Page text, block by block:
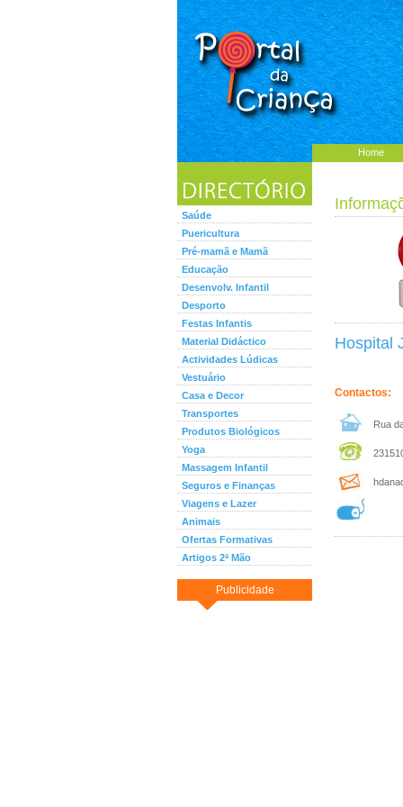
Home
Saúde
Puericultura
Pré-mamã e Mamã
Educação
Desenvolv. Infantil
Desporto
Festas Infantis
Material Didáctico
Actividades Lúdicas
Vestuário
Casa e Decor
Transportes
Produtos Biológicos
Yoga
Massagem Infantil
Seguros e Finanças
Viagens e Lazer
Animais
Ofertas Formativas
Artigos 2ª Mão
Publicidade
Hospital
Contactos:
Rua